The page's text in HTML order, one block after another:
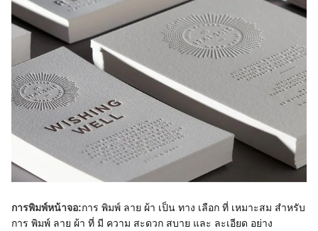
การพิมพ์หน้าจอ:การ พิมพ์ ลาย ผ้า เป็น ทาง เลือก ที่ เหมาะสม สําหรับ
การ พิมพ์ ลาย ผ้า ที่ มี ความ สะดวก สบาย และ ละเอียด อย่าง